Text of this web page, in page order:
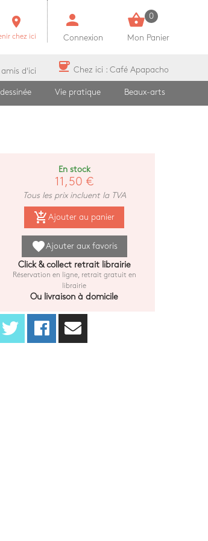
room
chez ici
person
Connexion
shopping_basket 0
Mon Panier
amis d'ici coffee Chez ici : Café Apapacho
Vie pratique Beaux-arts
En stock
11,50 €
Tous les prix incluent la TVA
add_shopping_cart Ajouter au panier
favoriteAjouter aux favoris
Click & collect retrait librairie
Réservation en ligne, retrait gratuit en
librairie
Ou livraison à domicile